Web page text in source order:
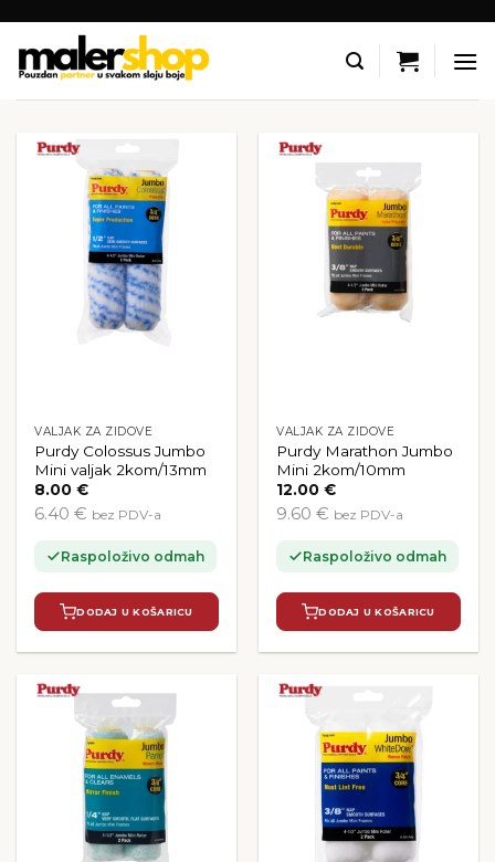
content
VALJAK ZA ZIDOVE
Purdy Colossus Jumbo
Mini valjak 2kom/13mm
8.00€
6.40 € bez PDV-a
Raspoloživo odmah
DODAJ U KOŠARICU
VALJAK ZA ZIDOVE
Purdy Marathon Jumbo
Mini 2kom/10mm
12.00€
9.60 € bez PDV-a
Raspoloživo odmah
DODAJ U KOŠARICU